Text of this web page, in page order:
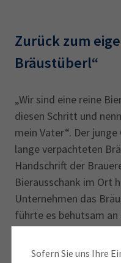
Sofern Sie uns Ihre
Zurück zum
Bräustüberl“
„Wir sind eine reine
diesen Schritt und
mein Vater“. Der
lange verpachteten
Handschrift der
Bierausschank im Ort
Unternehmen das
führte es behutsam an